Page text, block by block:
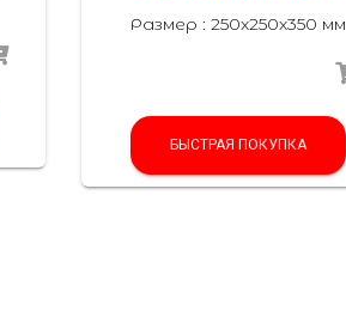
Размер : 250x250x350 мм
БЫСТРАЯ ПОКУПКА